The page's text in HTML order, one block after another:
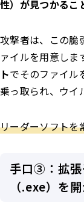
性）が見つかるこ
攻撃者は、この脆
ァイルを用意しま
トでそのファイル
乗っ取られ、ウイ
リーダーソフトを
手口③：拡張
（.exe）を